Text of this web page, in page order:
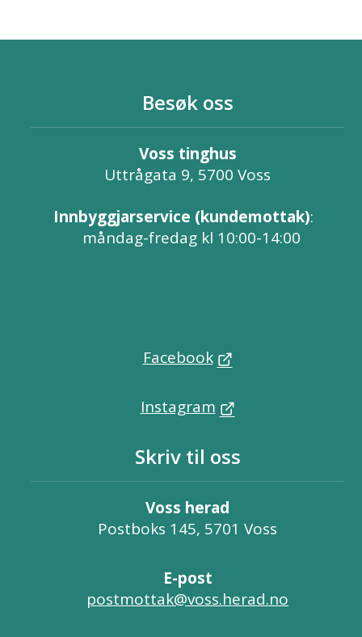
Besøk oss
Voss tinghus
Uttrågata 9, 5700 Voss
Innbyggjarservice (kundemottak):
måndag-fredag kl 10:00-14:00
Facebook
Instagram
Skriv til oss
Voss herad
Postboks 145, 5701 Voss
E-post
postmottak@voss.herad.no